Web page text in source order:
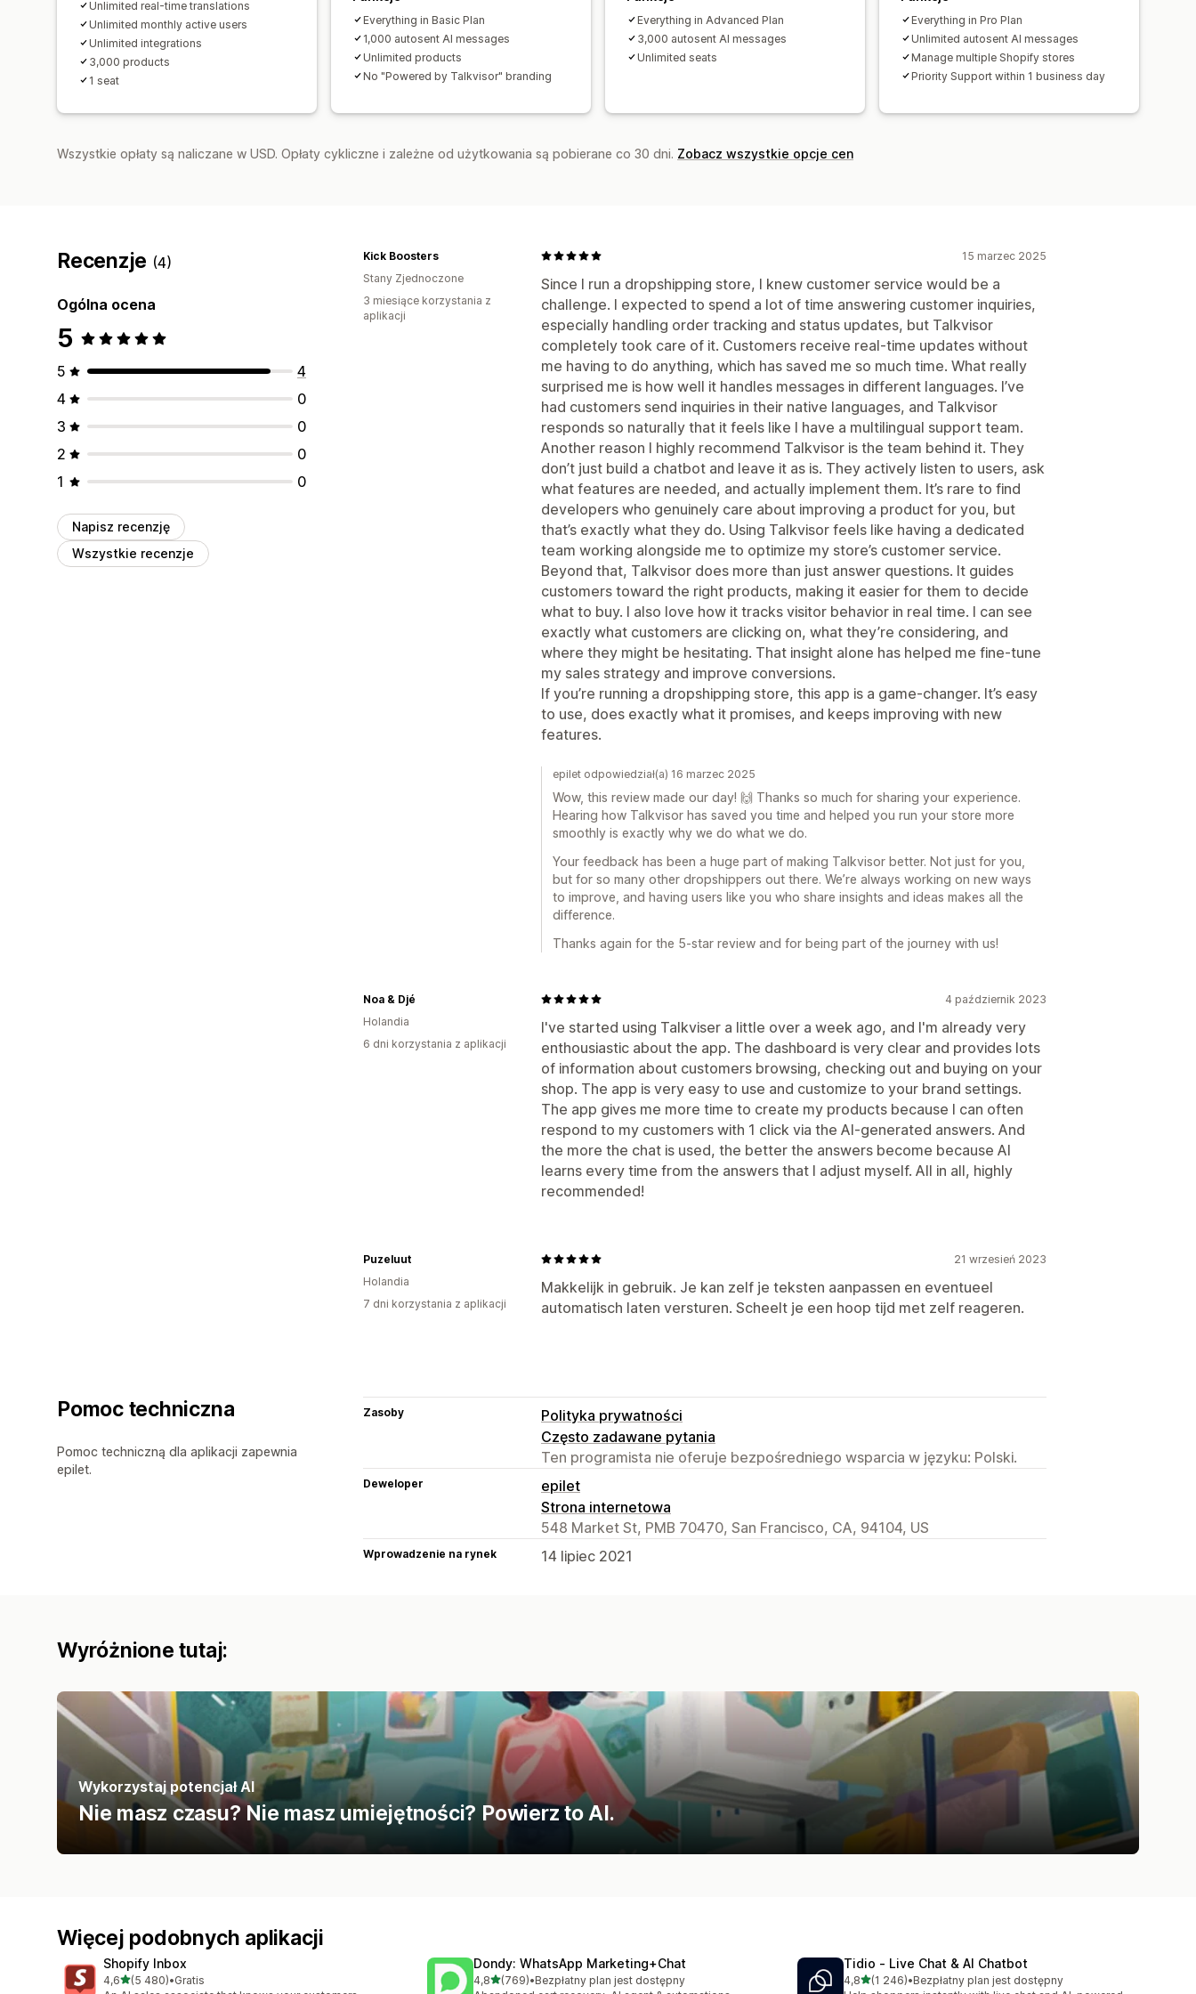
Unlimited real-time translations
Unlimited monthly active users
Unlimited integrations
3,000 products
1 seat
Everything in Basic Plan
1,000 autosent AI messages
Unlimited products
No "Powered by Talkvisor" branding
Everything in Advanced Plan
3,000 autosent AI messages
Unlimited seats
Everything in Pro Plan
Unlimited autosent AI messages
Manage multiple Shopify stores
Priority Support within 1 business day
Wszystkie opłaty są naliczane w USD. Opłaty cykliczne i zależne od użytkowania są pobierane co 30 dni. Zobacz wszystkie opcje cen
Recenzje (4)
Ogólna ocena
5
5
4
4
0
3
0
2
0
1
0
Napisz recenzję
Wszystkie recenzje
15 marzec 2025
Since I run a dropshipping store, I knew customer service would be a
challenge. I expected to spend a lot of time answering customer inquiries,
especially handling order tracking and status updates, but Talkvisor
completely took care of it. Customers receive real-time updates without
me having to do anything, which has saved me so much time. What really
surprised me is how well it handles messages in different languages. I’ve
had customers send inquiries in their native languages, and Talkvisor
responds so naturally that it feels like I have a multilingual support team.
Another reason I highly recommend Talkvisor is the team behind it. They
don’t just build a chatbot and leave it as is. They actively listen to users, ask
what features are needed, and actually implement them. It’s rare to find
developers who genuinely care about improving a product for you, but
that’s exactly what they do. Using Talkvisor feels like having a dedicated
team working alongside me to optimize my store’s customer service.
Beyond that, Talkvisor does more than just answer questions. It guides
customers toward the right products, making it easier for them to decide
what to buy. I also love how it tracks visitor behavior in real time. I can see
exactly what customers are clicking on, what they’re considering, and
where they might be hesitating. That insight alone has helped me fine-tune
my sales strategy and improve conversions.
If you’re running a dropshipping store, this app is a game-changer. It’s easy
to use, does exactly what it promises, and keeps improving with new
features.
Kick Boosters
Stany Zjednoczone
3 miesiące korzystania z
aplikacji
epilet odpowiedział(a) 16 marzec 2025
Wow, this review made our day! 🙌 Thanks so much for sharing your experience.
Hearing how Talkvisor has saved you time and helped you run your store more
smoothly is exactly why we do what we do.
Your feedback has been a huge part of making Talkvisor better. Not just for you,
but for so many other dropshippers out there. We’re always working on new ways
to improve, and having users like you who share insights and ideas makes all the
difference.
Thanks again for the 5-star review and for being part of the journey with us!
4 październik 2023
I've started using Talkviser a little over a week ago, and I'm already very
enthousiastic about the app. The dashboard is very clear and provides lots
of information about customers browsing, checking out and buying on your
shop. The app is very easy to use and customize to your brand settings.
The app gives me more time to create my products because I can often
respond to my customers with 1 click via the AI-generated answers. And
the more the chat is used, the better the answers become because AI
learns every time from the answers that I adjust myself. All in all, highly
recommended!
Noa & Djé
Holandia
6 dni korzystania z aplikacji
21 wrzesień 2023
Makkelijk in gebruik. Je kan zelf je teksten aanpassen en eventueel
automatisch laten versturen. Scheelt je een hoop tijd met zelf reageren.
Puzeluut
Holandia
7 dni korzystania z aplikacji
Pomoc techniczna
Pomoc techniczną dla aplikacji zapewnia
epilet.
Zasoby
Polityka prywatności
Często zadawane pytania
Ten programista nie oferuje bezpośredniego wsparcia w języku: Polski.
Deweloper
epilet
Strona internetowa
548 Market St, PMB 70470, San Francisco, CA, 94104, US
Wprowadzenie na rynek 14 lipiec 2021
Wyróżnione tutaj:
Wykorzystaj potencjał AI
Nie masz czasu? Nie masz umiejętności? Powierz to AI.
Więcej podobnych aplikacji
Shopify Inbox
4,6na 5 gwiazdek
(5 480)
Łączna liczba recenzji: 5480
•Gratis
Dondy: WhatsApp Marketing+Chat
4,8na 5 gwiazdek
(769)
Łączna liczba recenzji: 769
•Bezpłatny plan jest dostępny
Tidio ‑ Live Chat & AI Chatbot
4,8na 5 gwiazdek
(1 246)
Łączna liczba recenzji: 1246
•Bezpłatny plan jest dostępny